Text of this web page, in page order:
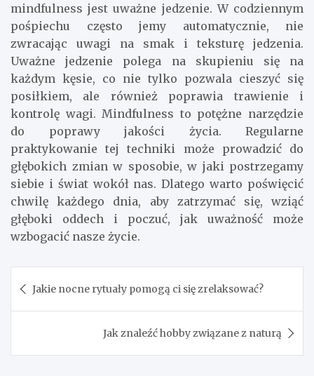
mindfulness jest uważne jedzenie. W codziennym
pośpiechu często jemy automatycznie, nie
zwracając uwagi na smak i teksturę jedzenia.
Uważne jedzenie polega na skupieniu się na
każdym kęsie, co nie tylko pozwala cieszyć się
posiłkiem, ale również poprawia trawienie i
kontrolę wagi. Mindfulness to potężne narzędzie
do poprawy jakości życia. Regularne
praktykowanie tej techniki może prowadzić do
głębokich zmian w sposobie, w jaki postrzegamy
siebie i świat wokół nas. Dlatego warto poświęcić
chwilę każdego dnia, aby zatrzymać się, wziąć
głęboki oddech i poczuć, jak uważność może
wzbogacić nasze życie.
wpisu
Jakie nocne rytuały pomogą ci się zrelaksować?
Jak znaleźć hobby związane z naturą